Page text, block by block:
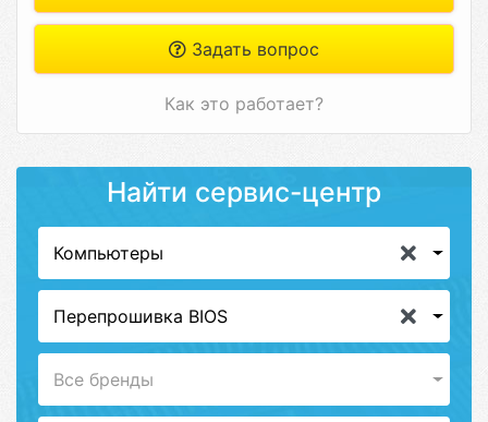
Задать вопрос
Как это работает?
Найти сервис-центр
Компьютеры
Перепрошивка BIOS
Все бренды